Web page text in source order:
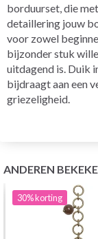
borduurset, die
detaillering jouw
voor zowel
bijzonder stuk
uitdagend is. Duik
bijdraagt aan een
griezeligheid.
ANDEREN
30%korting